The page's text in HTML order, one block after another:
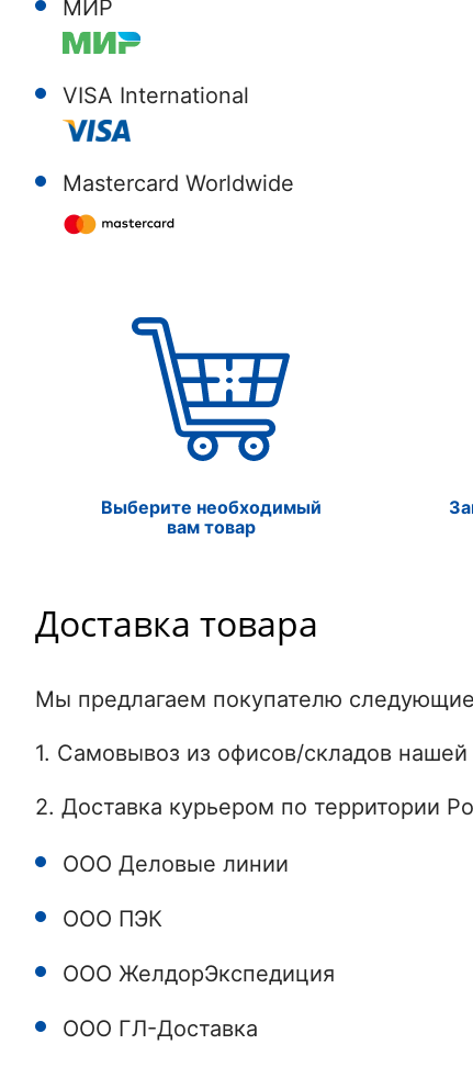
МИР
VISA International
Mastercard Worldwide
Выберите необходимый
вам товар
Доставка товара
Мы предлагаем покупателю
1. Самовывоз из офисов/складов
2. Доставка курьером по территории
ООО Деловые линии
ООО ПЭК
ООО ЖелдорЭкспедиция
ООО ГЛ-Доставка